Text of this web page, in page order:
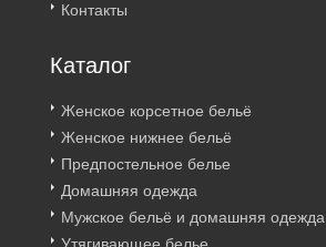
Контакты
Каталог
Женское корсетное бельё
Женское нижнее бельё
Предпостельное белье
Домашняя одежда
Мужское бельё и домашняя одежда